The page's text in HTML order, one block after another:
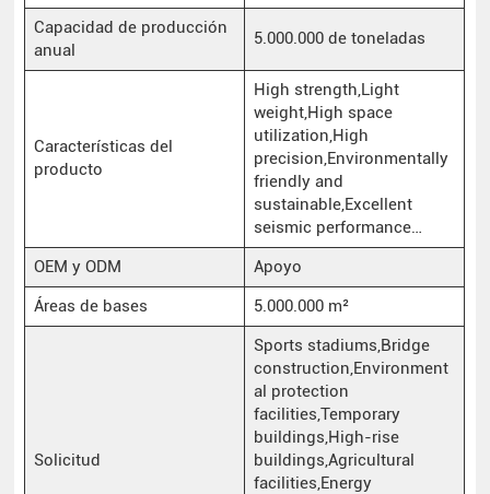
Capacidad de producción
anual
5.000.000 de toneladas
Características del
producto
High strength,Light
weight,High space
utilization,High
precision,Environmentally
friendly and
sustainable,Excellent
seismic performance…
OEM y ODM
Apoyo
Áreas de bases
5.000.000 m²
Solicitud
Sports stadiums,Bridge
construction,Environment
al protection
facilities,Temporary
buildings,High-rise
buildings,Agricultural
facilities,Energy